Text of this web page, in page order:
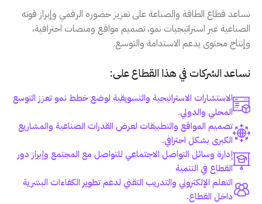
نساعد قطاع الطاقة والصناعة على تعزيز حضوره الرقمي وإبراز قوته
الصناعية عبر استراتيجيات نمو، تصميم مواقع ومنصات احترافية،
وإنتاج محتوى يدعم الاستدامة والتوسع.
نساعد الشركات في هذا القطاع على:
الاستشارات الاستراتيجية والتسويقية لوضع خطط نمو تعزز التوسع
المحلي والدولي.
تصميم المواقع والتطبيقات لعرض القدرات الصناعية والمشاريع
الكبرى بشكل احترافي.
إدارة وسائل التواصل الاجتماعي للتواصل مع المجتمع وإبراز دور
القطاع في التنمية
التعلم الإلكتروني والتدريب التقني لدعم تطوير الكفاءات البشرية
داخل القطاع.